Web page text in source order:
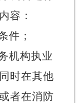
容：
件；
机构执业
时在其他
者在消防